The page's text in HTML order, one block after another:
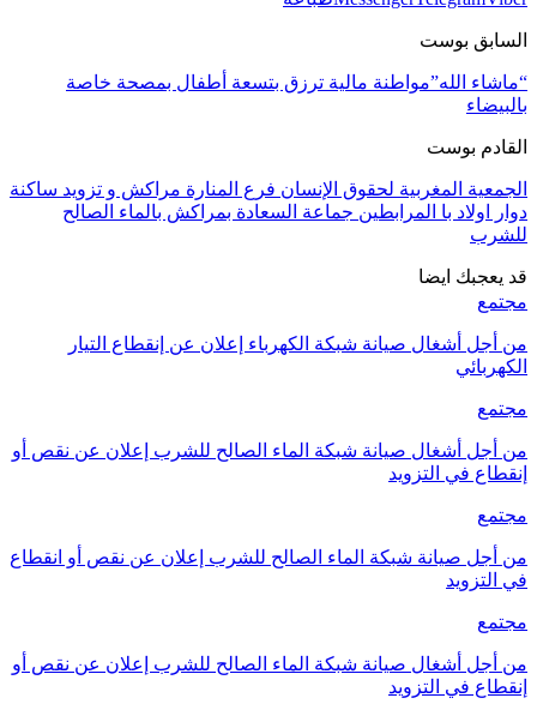
السابق بوست
“ماشاء الله”مواطنة مالية ترزق بتسعة أطفال بمصحة خاصة
بالبيضاء
القادم بوست
الجمعية المغربية لحقوق الإنسان فرع المنارة مراكش و تزويد ساكنة
دوار اولاد با المرابطين جماعة السعادة بمراكش بالماء الصالح
للشرب
قد يعجبك ايضا
مجتمع
من أجل أشغال صيانة شبكة الكهرباء إعلان عن إنقطاع التيار
الكهربائي
مجتمع
من أجل أشغال صيانة شبكة الماء الصالح للشرب إعلان عن نقص أو
إنقطاع في التزويد
مجتمع
من أجل صيانة شبكة الماء الصالح للشرب إعلان عن نقص أو انقطاع
في التزويد
مجتمع
من أجل أشغال صيانة شبكة الماء الصالح للشرب إعلان عن نقص أو
إنقطاع في التزويد